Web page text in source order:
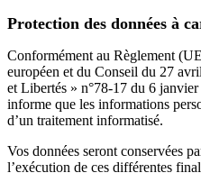
Protection des données à
Conformément au Règlement
européen et du Conseil du 27
et Libertés » n°78-17 du 6
informe que les informations
d’un traitement informatisé.
Vos données seront conservées
l’exécution de ces différentes